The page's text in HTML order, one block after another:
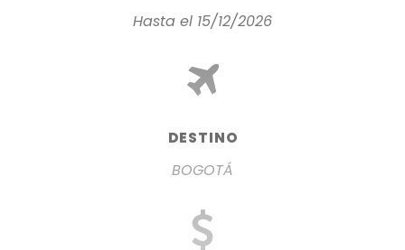
Hasta el 15/12/2026
DESTINO
BOGOTÁ